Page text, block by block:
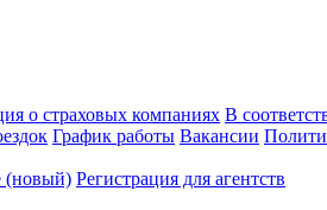
о страховых компаниях В
График работы Вакансии
(новый) Регистрация для агентств